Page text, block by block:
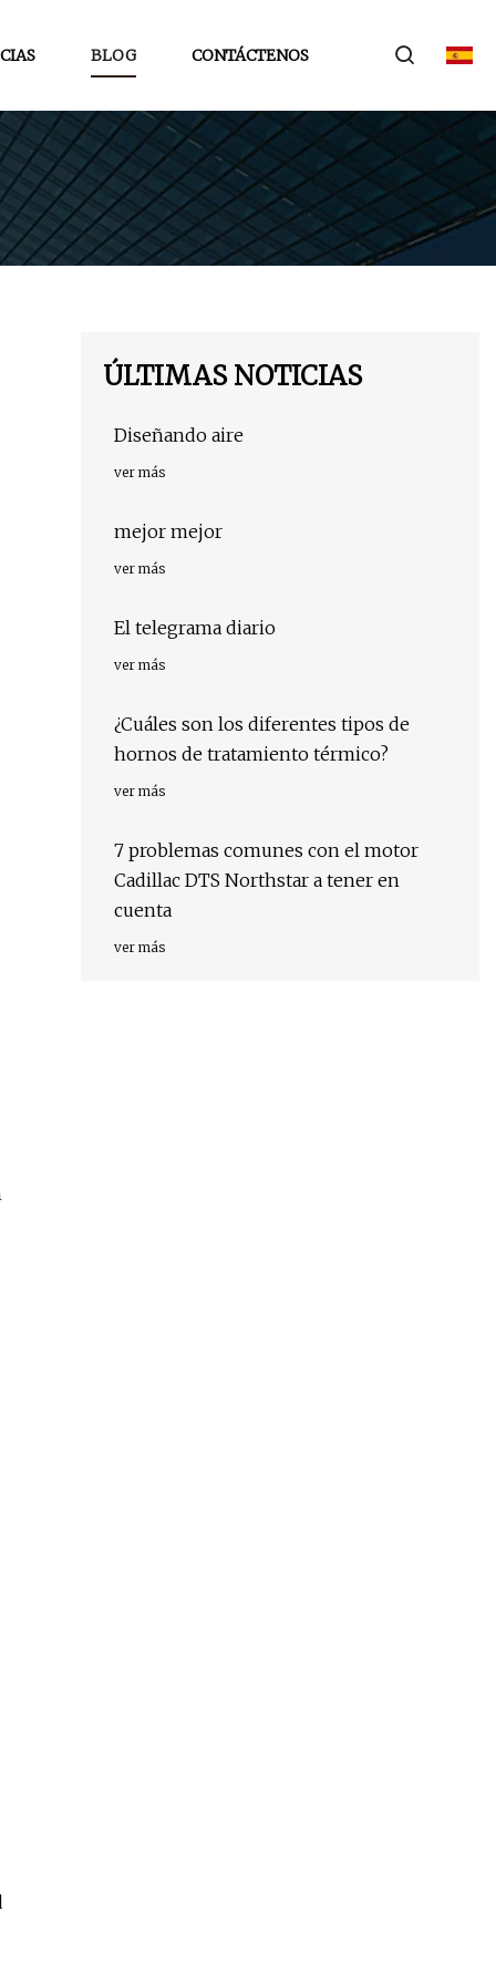
BLOG CONTÁCTENOS
ÚLTIMAS NOTICIAS
Diseñando aire
ver más
mejor mejor
ver más
El telegrama diario
ver más
¿Cuáles son los diferentes tipos de
hornos de tratamiento térmico?
ver más
7 problemas comunes con el motor
Cadillac DTS Northstar a tener en
cuenta
ver más